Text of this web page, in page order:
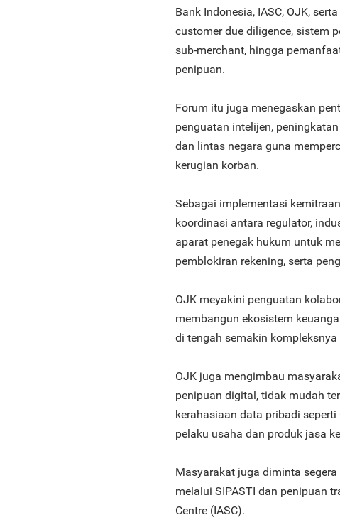
Bank Indonesia, IASC, OJK,
customer due diligence, sistem
sub-merchant, hingga
penipuan.
Forum itu juga menegaskan
penguatan intelijen,
dan lintas negara guna
kerugian korban.
Sebagai implementasi
koordinasi antara regulator,
aparat penegak hukum untuk
pemblokiran rekening, serta
OJK meyakini penguatan
membangun ekosistem
di tengah semakin
OJK juga mengimbau
penipuan digital, tidak mudah
kerahasiaan data pribadi
pelaku usaha dan produk jasa
Masyarakat juga diminta
melalui SIPASTI dan penipuan
Centre (IASC).